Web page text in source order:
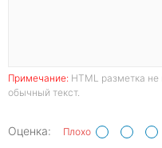
Примечание: HTML разметка
обычный текст.
Оценка: Плохо